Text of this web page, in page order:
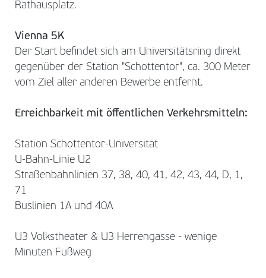
Rathausplatz.
Vienna 5K
Der Start befindet sich am Universitätsring direkt
gegenüber der Station "Schottentor", ca. 300 Meter
vom Ziel aller anderen Bewerbe entfernt.
Erreichbarkeit mit öffentlichen Verkehrsmitteln:
Station Schottentor-Universität
U-Bahn-Linie U2
Straßenbahnlinien 37, 38, 40, 41, 42, 43, 44, D, 1,
71
Buslinien 1A und 40A
U3 Volkstheater & U3 Herrengasse - wenige
Minuten Fußweg